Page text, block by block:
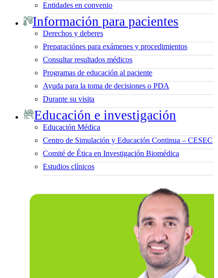
Entidades en convenio
Información para pacientes
Derechos y deberes
Preparaciónes para exámenes y procedimientos
Consultar resultados médicos
Programas de educación al paciente
Ayuda para la toma de decisiones o PDA
Durante su visita
Educación e investigación
Educación Médica
Centro de Simulación y Educación Continua – CESEC
Comité de Ética en Investigación Biomédica
Estudios clínicos